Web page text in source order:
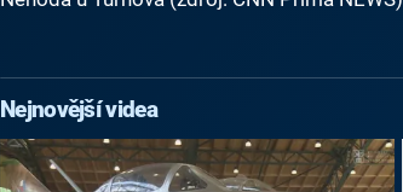
Nejnovější videa